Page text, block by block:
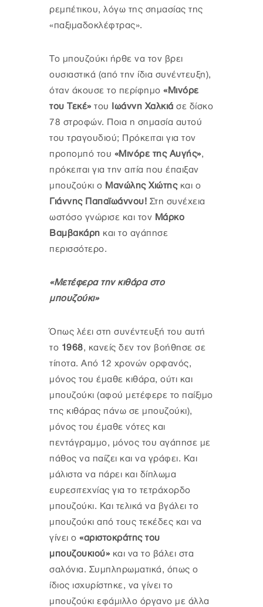
ρεμπέτικου, λόγω της σημασίας της
«παξιμαδοκλέφτρας».
Το μπουζούκι ήρθε να τον βρει
ουσιαστικά (από την ίδια συνέντευξη),
όταν άκουσε το περίφημο «Μινόρε
του Τεκέ» του Ιωάννη Χαλκιά σε δίσκο
78 στροφών. Ποια η σημασία αυτού
του τραγουδιού; Πρόκειται για τον
προπομπό του «Μινόρε της Αυγής»,
πρόκειται για την αιτία που έπαιξαν
μπουζούκι ο Μανώλης Χιώτηςκαι ο
Γιάννης Παπαϊωάννου! Στη συνέχεια
ωστόσο γνώρισε και τον Μάρκο
Βαμβακάρη και το αγάπησε
περισσότερο.
«Μετέφερα την κιθάρα στο
μπουζούκι»
Όπως λέει στη συνέντευξή του αυτή
το 1968, κανείς δεν τον βοήθησε σε
τίποτα. Από 12 χρονών ορφανός,
μόνος του έμαθε κιθάρα, ούτι και
μπουζούκι (αφού μετέφερε το παίξιμο
της κιθάρας πάνω σε μπουζούκι),
μόνος του έμαθε νότες και
πεντάγραμμο, μόνος του αγάπησε με
πάθος να παίζει και να γράφει. Και
μάλιστα να πάρει και δίπλωμα
ευρεσιτεχνίας για το τετράχορδο
μπουζούκι. Και τελικά να βγάλει το
μπουζούκι από τους τεκέδες και να
γίνει ο «αριστοκράτης του
μπουζουκιού» και να το βάλει στα
σαλόνια. Συμπληρωματικά, όπως ο
ίδιος ισχυρίστηκε, να γίνει το
μπουζούκι εφάμιλλο όργανο με άλλα